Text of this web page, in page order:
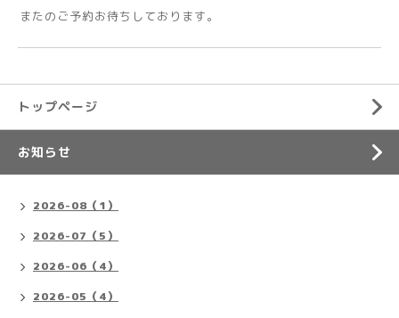
またのご予約お待ちしております。
トップページ
お知らせ
2026-08（1）
2026-07（5）
2026-06（4）
2026-05（4）